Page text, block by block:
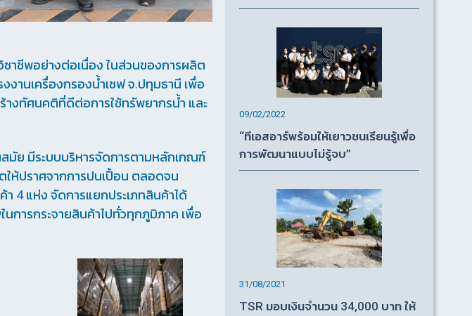
าชีพอย่างต่อเนื่อง ในส่วนของการผลิต
านเครื่องกรองน้ำเซฟ จ.ปทุมธานี เพื่อ
างทัศนคติที่ดีต่อการใช้ทรัพยากรน้ำ และ
สมัย มีระบบบริหารจัดการตามหลักเกณฑ์
ให้ปราศจากการปนเปื้อน ตลอดจน
4 แห่ง จัดการแยกประเภทสินค้าได้
การกระจายสินค้าไปทั่วทุกภูมิภาค เพื่อ
09/02/2022
“ทีเอสอาร์พร้อมให้เยาวชนเรียนรู้เพื่อ
การพัฒนาแบบไม่รู้จบ”
31/08/2021
TSR มอบเงินจำนวน 34,000 บาท ให้